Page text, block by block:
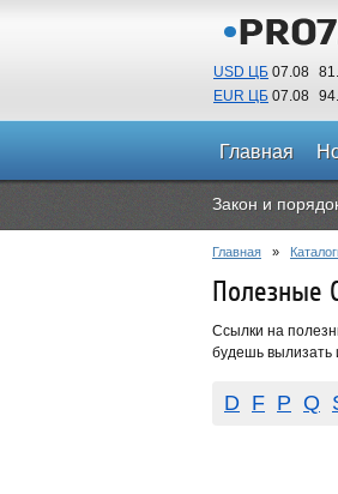
USD ЦБ 07.08
EUR ЦБ 07.08
Главная
Закон и
Главная »
Полезные
Ссылки на
будешь вылизать
D F P Q